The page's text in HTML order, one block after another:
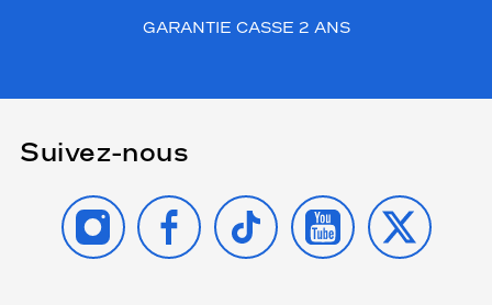
GARANTIE CASSE 2 ANS
Suivez-nous
INSTAGRAMFACEBOOK
TIKTOK YOUTUBE
X